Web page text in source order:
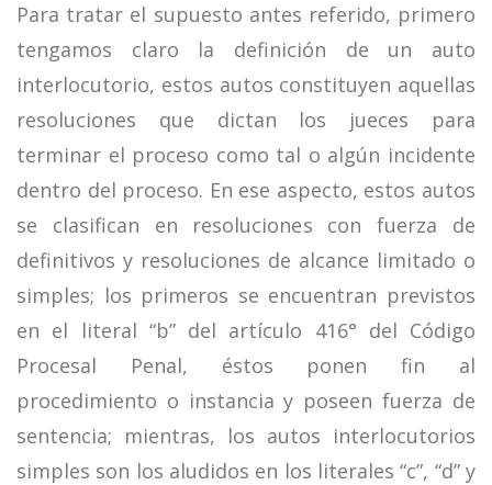
Para tratar el supuesto antes referido, primero
tengamos claro la definición de un auto
interlocutorio, estos autos constituyen aquellas
resoluciones que dictan los jueces para
terminar el proceso como tal o algún incidente
dentro del proceso. En ese aspecto, estos autos
se clasifican en resoluciones con fuerza de
definitivos y resoluciones de alcance limitado o
simples; los primeros se encuentran previstos
en el literal “b” del artículo 416° del Código
Procesal Penal, éstos ponen fin al
procedimiento o instancia y poseen fuerza de
sentencia; mientras, los autos interlocutorios
simples son los aludidos en los literales “c”, “d” y